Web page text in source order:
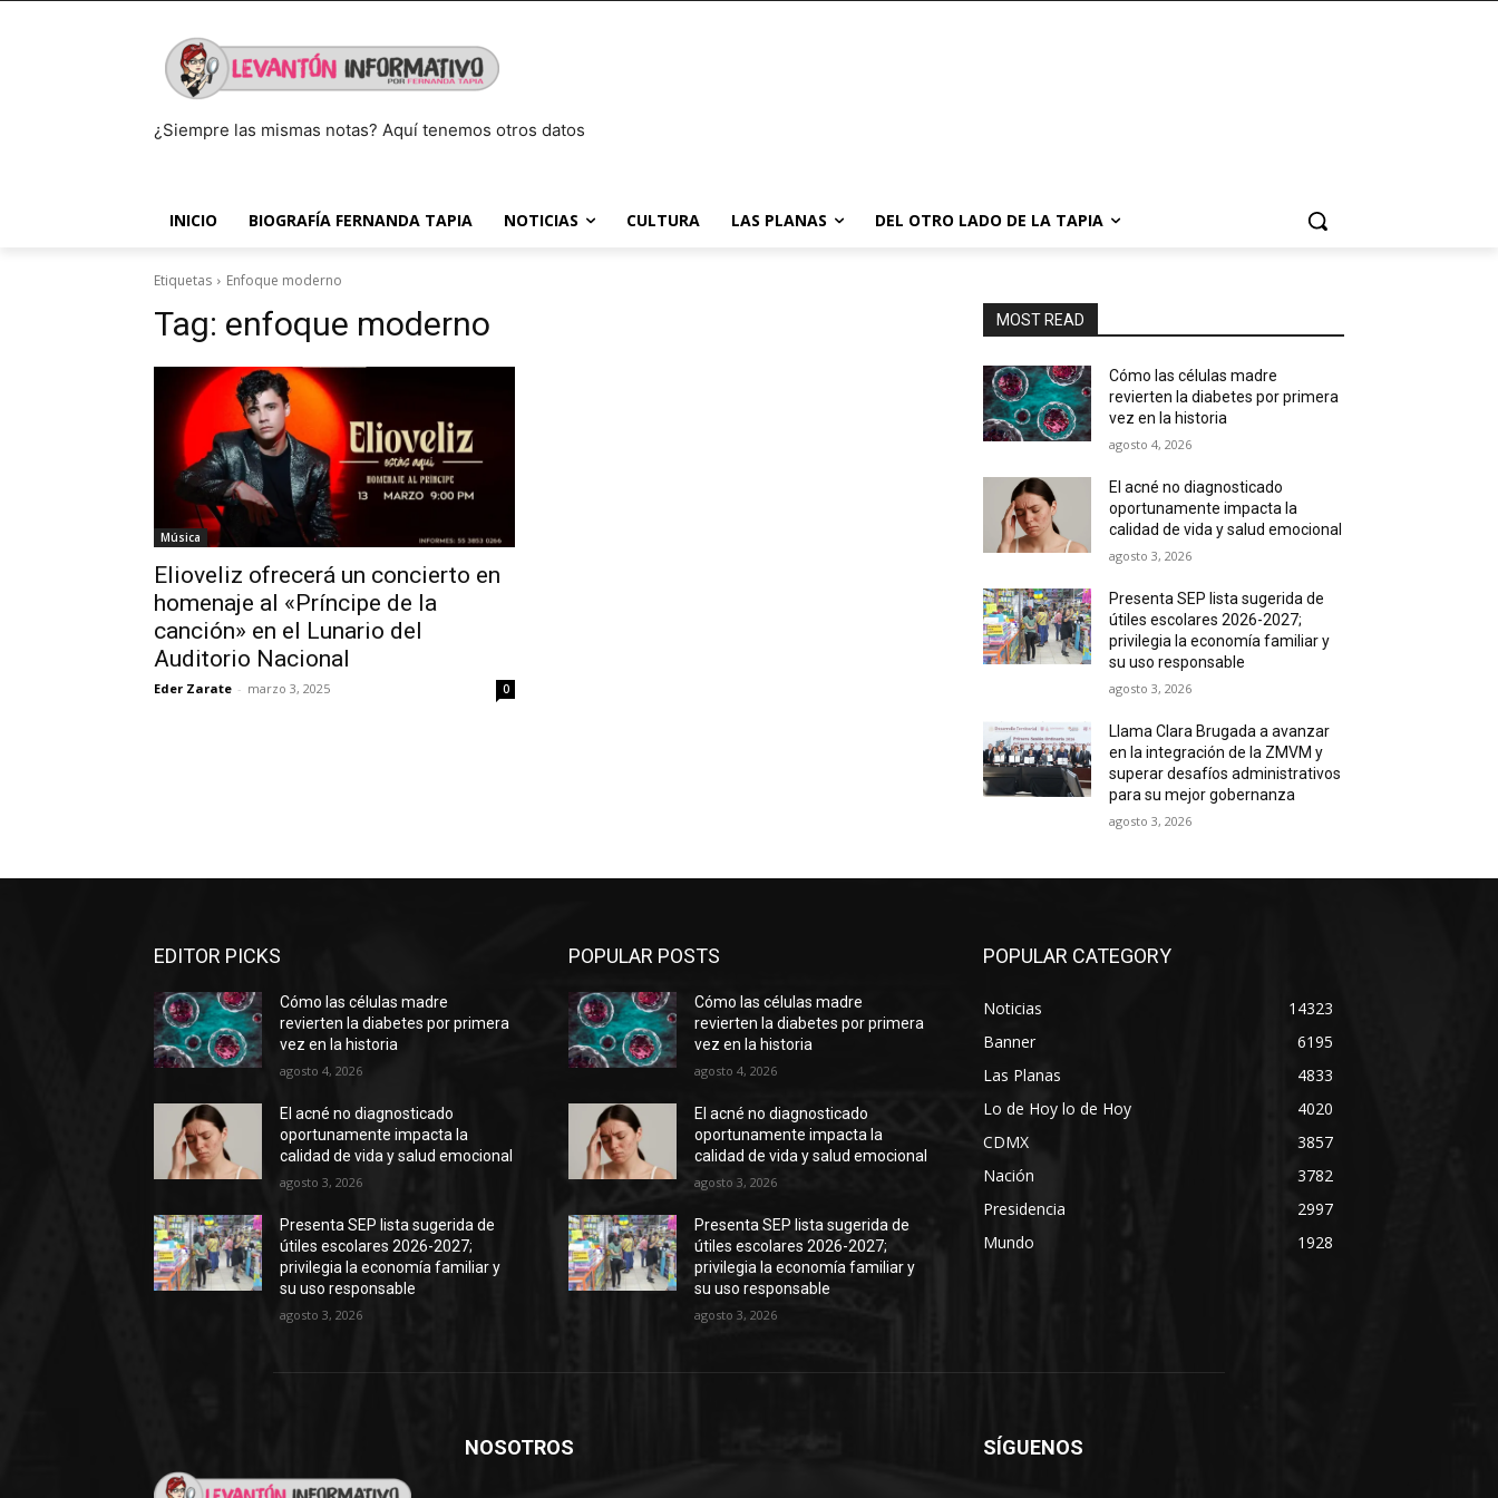
¿Siempre las mismas notas? Aquí tenemos otros datos
INICIO BIOGRAFÍA FERNANDA TAPIA NOTICIAS CULTURA LAS PLANAS DEL OTRO LADO DE LA TAPIA
Etiquetas Enfoque moderno
Tag: enfoque moderno
Música
Elioveliz ofrecerá un concierto en
homenaje al «Príncipe de la
canción» en el Lunario del
Auditorio Nacional
Eder Zarate - marzo 3, 2025 0
MOST READ
Cómo las células madre
revierten la diabetes por primera
vez en la historia
agosto 4, 2026
El acné no diagnosticado
oportunamente impacta la
calidad de vida y salud emocional
agosto 3, 2026
Presenta SEP lista sugerida de
útiles escolares 2026-2027;
privilegia la economía familiar y
su uso responsable
agosto 3, 2026
Llama Clara Brugada a avanzar
en la integración de la ZMVM y
superar desafíos administrativos
para su mejor gobernanza
agosto 3, 2026
EDITOR PICKS
Cómo las células madre
revierten la diabetes por primera
vez en la historia
agosto 4, 2026
El acné no diagnosticado
oportunamente impacta la
calidad de vida y salud emocional
agosto 3, 2026
Presenta SEP lista sugerida de
útiles escolares 2026-2027;
privilegia la economía familiar y
su uso responsable
agosto 3, 2026
POPULAR POSTS
Cómo las células madre
revierten la diabetes por primera
vez en la historia
agosto 4, 2026
El acné no diagnosticado
oportunamente impacta la
calidad de vida y salud emocional
agosto 3, 2026
Presenta SEP lista sugerida de
útiles escolares 2026-2027;
privilegia la economía familiar y
su uso responsable
agosto 3, 2026
POPULAR CATEGORY
Noticias
14323
Banner
6195
Las Planas
4833
Lo de Hoy lo de Hoy
4020
CDMX
3857
Nación
3782
Presidencia
2997
Mundo
1928
NOSOTROS SÍGUENOS